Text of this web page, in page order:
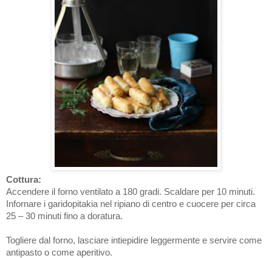
Cottura:
Accendere il forno ventilato a 180 gradi. Scaldare per 10 minuti.
Infornare i garidopitakia nel ripiano di centro e cuocere per circa
25 – 30 minuti fino a doratura.
Togliere dal forno, lasciare intiepidire leggermente e servire come
antipasto o come aperitivo.